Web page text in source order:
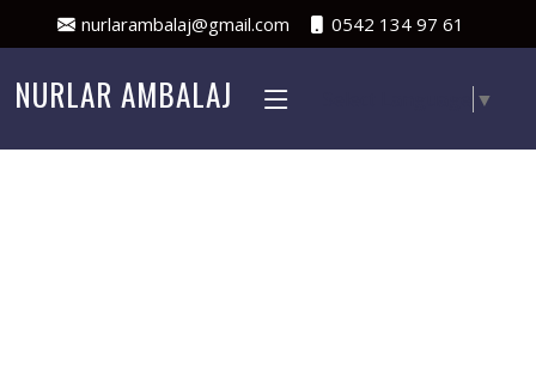
nurlarambalaj@gmail.com 0542 134 97 61
NURLAR AMBALAJ ▼